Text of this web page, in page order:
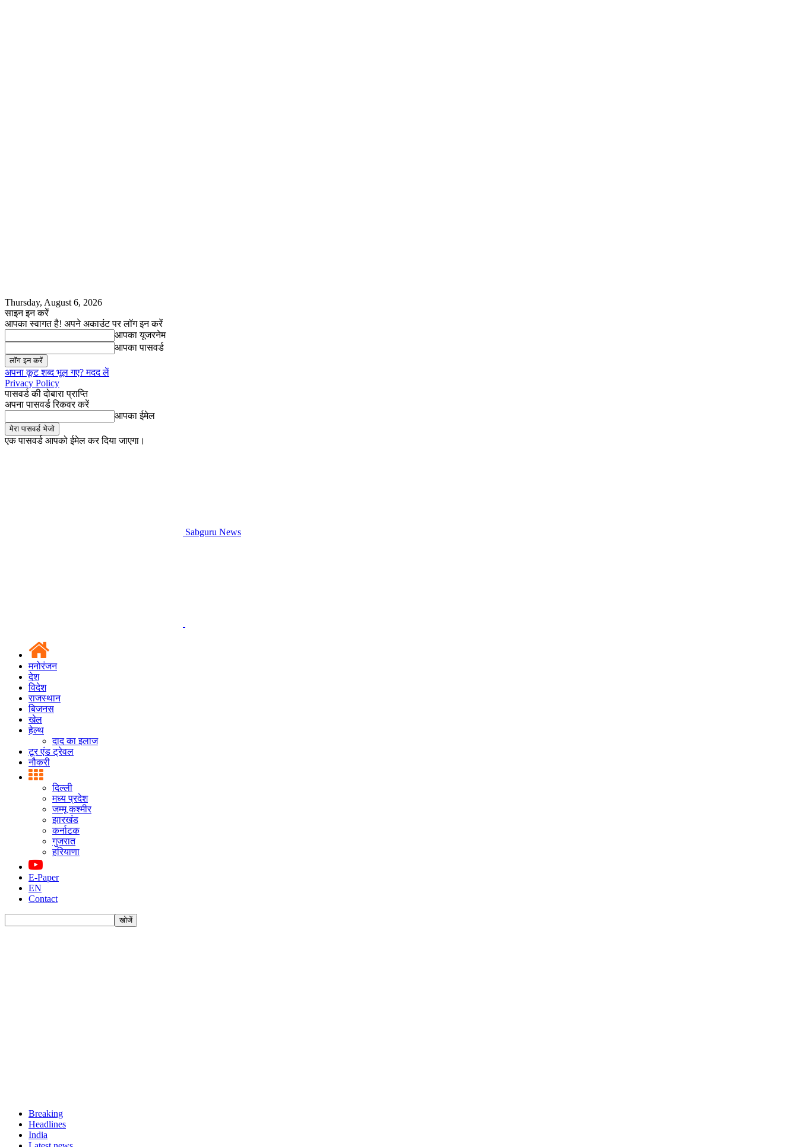
Thursday, August 6, 2026
साइन इन करें
आपका स्वागत है! अपने अकाउंट पर लॉग इन करें
आपका यूजरनेम
आपका पासवर्ड
अपना कूट शब्द भूल गए? मदद लें
Privacy Policy
पासवर्ड की दोबारा प्राप्ति
अपना पासवर्ड रिकवर करें
आपका ईमेल
एक पासवर्ड आपको ईमेल कर दिया जाएगा।
Sabguru News
मनोरंजन
देश
विदेश
राजस्थान
बिजनस
खेल
हेल्थ
दाद का इलाज
टूर एंड ट्रेवल
नौकरी
दिल्ली
मध्य प्रदेश
जम्मू कश्मीर
झारखंड
कर्नाटक
गुजरात
हरियाणा
E-Paper
EN
Contact
Breaking
Headlines
India